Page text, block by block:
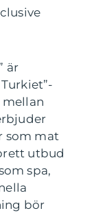
är
mellan
som mat
utbud
spa,
bör